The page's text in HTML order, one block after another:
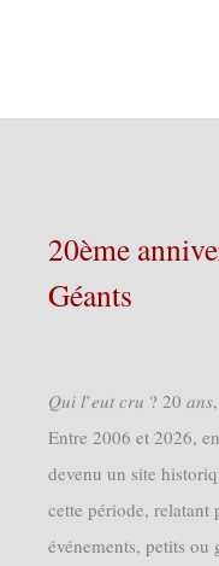
20ème
Géants
𝑄𝑢𝑖 𝑙’𝑒𝑢𝑡 𝑐𝑟𝑢 ? 20
Entre 2006 et 2026,
devenu un site
cette période, relatant
événements, petits ou